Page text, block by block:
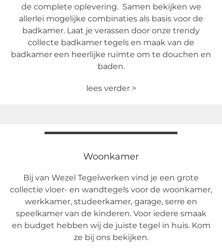
de complete oplevering. Samen bekijken we
allerlei mogelijke combinaties als basis voor de
badkamer. Laat je verassen door onze trendy
collecte badkamer tegels en maak van de
badkamer een heerlijke ruimte om te douchen en
baden.
lees verder >
Woonkamer
Bij van Wezel Tegelwerken vind je een grote
collectie vloer- en wandtegels voor de woonkamer,
werkkamer, studeerkamer, garage, serre en
speelkamer van de kinderen. Voor iedere smaak
en budget hebben wij de juiste tegel in huis. Kom
ze bij ons bekijken.